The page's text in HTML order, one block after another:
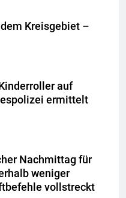
Kreisgebiet –
auf
ermittelt
Nachmittag für
weniger
vollstreckt